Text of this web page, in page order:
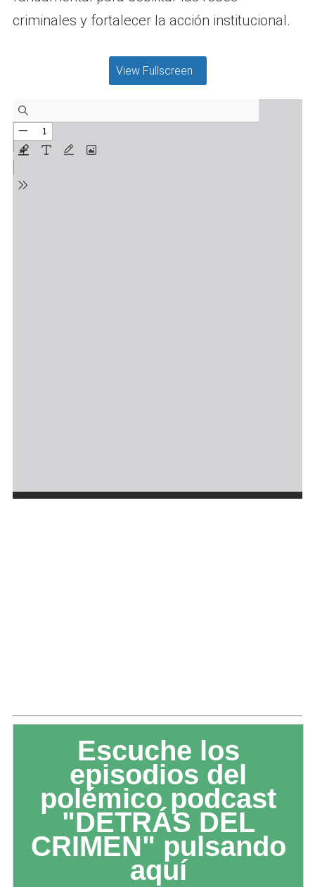
criminales y fortalecer la acción institucional.
View Fullscreen
Escuche los
episodios del
polémico podcast
"DETRÁS DEL
CRIMEN" pulsando
aquí